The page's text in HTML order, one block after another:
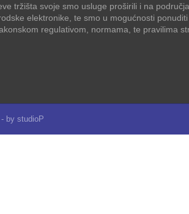
tržišta svoje smo usluge proširili i na
elektronike, te smo u mogućnosti
regulativom, normama, te pravilima
by studioP